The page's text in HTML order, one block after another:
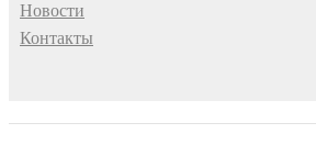
Новости
Контакты